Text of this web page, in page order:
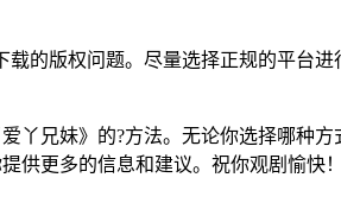
的版权问题。尽量选择正规的平台
丫兄妹》的?方法。无论你选择哪种
供更多的信息和建议。祝你观剧愉快！